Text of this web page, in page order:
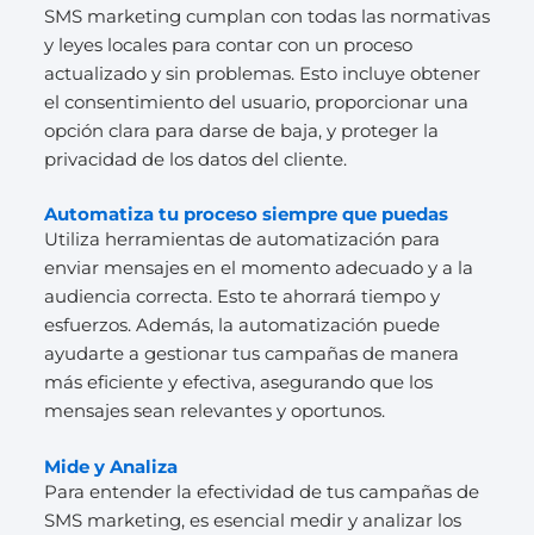
SMS marketing cumplan con todas las normativas
y leyes locales para contar con un proceso
actualizado y sin problemas. Esto incluye obtener
el consentimiento del usuario, proporcionar una
opción clara para darse de baja, y proteger la
privacidad de los datos del cliente.
Automatiza tu proceso siempre que puedas
Utiliza herramientas de automatización para
enviar mensajes en el momento adecuado y a la
audiencia correcta. Esto te ahorrará tiempo y
esfuerzos. Además, la automatización puede
ayudarte a gestionar tus campañas de manera
más eficiente y efectiva, asegurando que los
mensajes sean relevantes y oportunos.
Mide y Analiza
Para entender la efectividad de tus campañas de
SMS marketing, es esencial medir y analizar los